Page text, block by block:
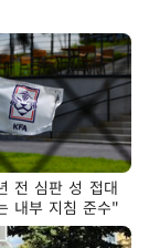
전 심판 성 접대
내부 지침 준수"